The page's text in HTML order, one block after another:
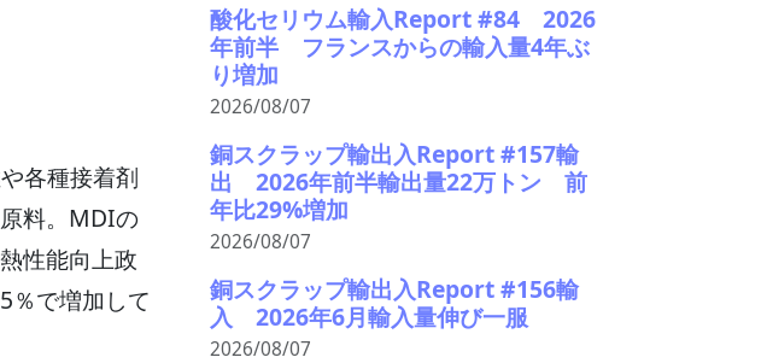
各種接着剤
料。MDIの
性能向上政
％で増加して
酸化セリウム輸入Report #84 2026
年前半 フランスからの輸入量4年ぶ
り増加
2026/08/07
銅スクラップ輸出入Report #157輸
出 2026年前半輸出量22万トン 前
年比29%増加
2026/08/07
銅スクラップ輸出入Report #156輸
入 2026年6月輸入量伸び一服
2026/08/07